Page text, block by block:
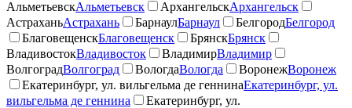
АльметьевскАльметьевск АрхангельскАрхангельск
АстраханьАстрахань БарнаулБарнаул БелгородБелгород
БлаговещенскБлаговещенск БрянскБрянск
ВладивостокВладивосток ВладимирВладимир
ВолгоградВолгоград ВологдаВологда ВоронежВоронеж
Екатеринбург, ул. вильгельма де геннинаЕкатеринбург, ул.
вильгельма де геннина
Екатеринбург, ул.